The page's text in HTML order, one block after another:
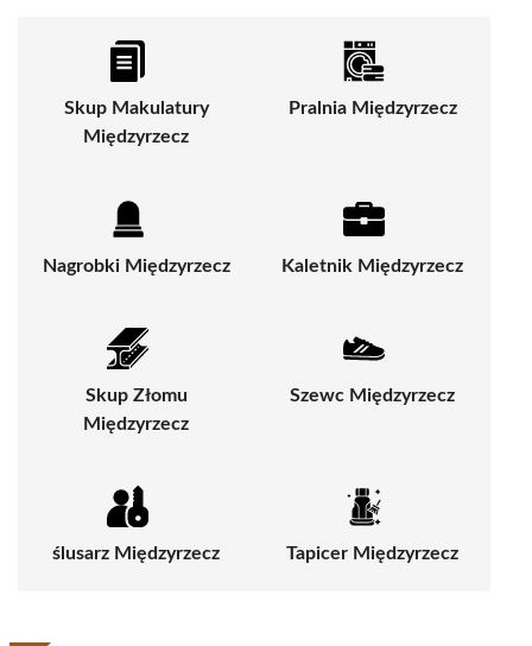
Skup Makulatury
Międzyrzecz
Pralnia Międzyrzecz
Nagrobki Międzyrzecz Kaletnik Międzyrzecz
Skup Złomu
Międzyrzecz
Szewc Międzyrzecz
ślusarz Międzyrzecz Tapicer Międzyrzecz